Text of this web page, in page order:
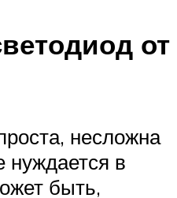
от
несложна
нуждается в
быть,